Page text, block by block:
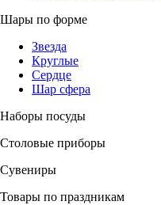
Шары по форме
Звезда
Круглые
Сердце
Шар сфера
Наборы посуды
Столовые приборы
Сувениры
Товары по праздникам